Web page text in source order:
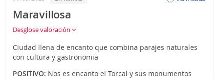
Maravillosa
Desglose valoración
Ciudad llena de encanto que combina parajes naturales
con cultura y gastronomia
POSITIVO: Nos es encanto el Torcal y sus monumentos